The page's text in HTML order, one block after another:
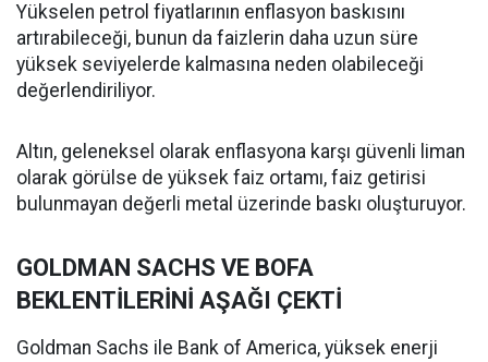
Yükselen petrol fiyatlarının enflasyon baskısını
artırabileceği, bunun da faizlerin daha uzun süre
yüksek seviyelerde kalmasına neden olabileceği
değerlendiriliyor.
Altın, geleneksel olarak enflasyona karşı güvenli liman
olarak görülse de yüksek faiz ortamı, faiz getirisi
bulunmayan değerli metal üzerinde baskı oluşturuyor.
GOLDMAN SACHS VE BOFA
BEKLENTİLERİNİ AŞAĞI ÇEKTİ
Goldman Sachs ile Bank of America, yüksek enerji